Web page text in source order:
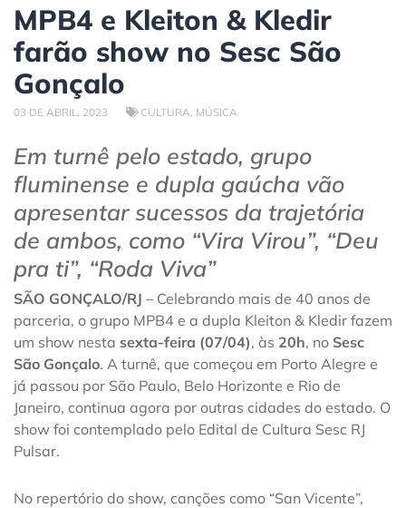
MPB4 e Kleiton & Kledir
farão show no Sesc São
Gonçalo
03 DE ABRIL, 2023 CULTURA MÚSICA
Em turnê pelo estado, grupo
fluminense e dupla gaúcha vão
apresentar sucessos da trajetória
de ambos, como “Vira Virou”, “Deu
pra ti”, “Roda Viva”
SÃO GONÇALO/RJ – Celebrando mais de 40 anos de
parceria, o grupo MPB4 e a dupla Kleiton & Kledir fazem
um show nesta sexta-feira (07/04), às 20h, no Sesc
São Gonçalo. A turnê, que começou em Porto Alegre e
já passou por São Paulo, Belo Horizonte e Rio de
Janeiro, continua agora por outras cidades do estado. O
show foi contemplado pelo Edital de Cultura Sesc RJ
Pulsar.
No repertório do show, canções como “San Vicente”,